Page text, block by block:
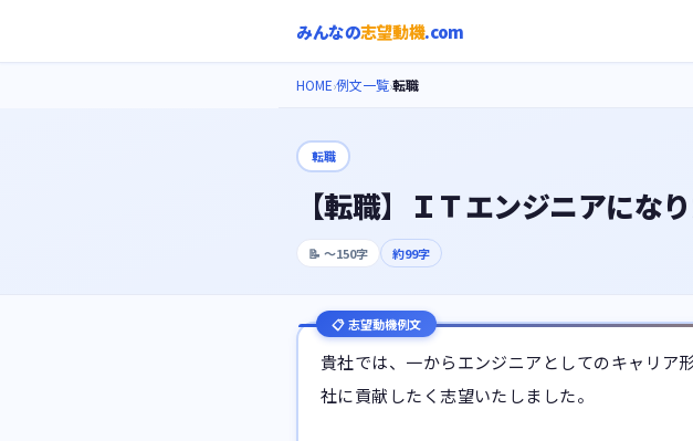
みんなの志望動機.com
HOME›例文一覧›転職
転職
【転職】ＩＴエンジニアにな
📝 〜150字 約99字
📋 志望動機例文
貴社では、一からエンジニアとしてのキャリア
社に貢献したく志望いたしました。